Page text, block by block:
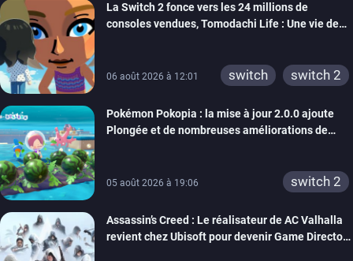
xbox one
wiiu
3ds
ps3
switch 2
La Switch 2 fonce vers les 24 millions de
consoles vendues, Tomodachi Life : Une vie de
06 août 2026 à 12:01 switch switch 2
Pokémon Pokopia : la mise à jour 2.0.0 ajoute
Plongée et de nombreuses améliorations de
05 août 2026 à 19:06 switch 2
Assassin’s Creed : Le réalisateur de AC Valhalla
revient chez Ubisoft pour devenir Game Director